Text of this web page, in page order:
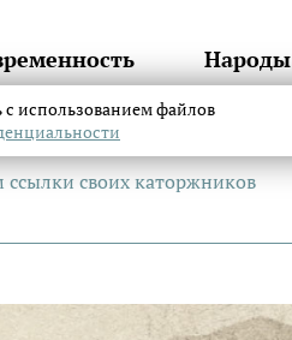
Народы
ссылки своих каторжников
с использованием файлов